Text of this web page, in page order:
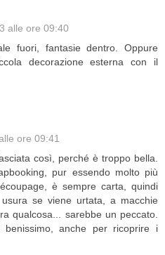
alle ore 09:40
fuori, fantasie dentro. Oppure
decorazione esterna con il
ore 09:41
così, perché è troppo bella.
pur essendo molto più
è sempre carta, quindi
se viene urtata, a macchie
qualcosa... sarebbe un peccato.
anche per ricoprire i